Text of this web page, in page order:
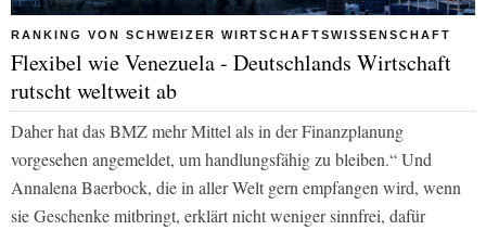
RANKING VON SCHWEIZER WIRTSCHAFTSWISSENSCHAFT
Flexibel wie Venezuela - Deutschlands Wirtschaft
rutscht weltweit ab
Daher hat das BMZ mehr Mittel als in der Finanzplanung
vorgesehen angemeldet, um handlungsfähig zu bleiben.“ Und
Annalena Baerbock, die in aller Welt gern empfangen wird, wenn
sie Geschenke mitbringt, erklärt nicht weniger sinnfrei, dafür